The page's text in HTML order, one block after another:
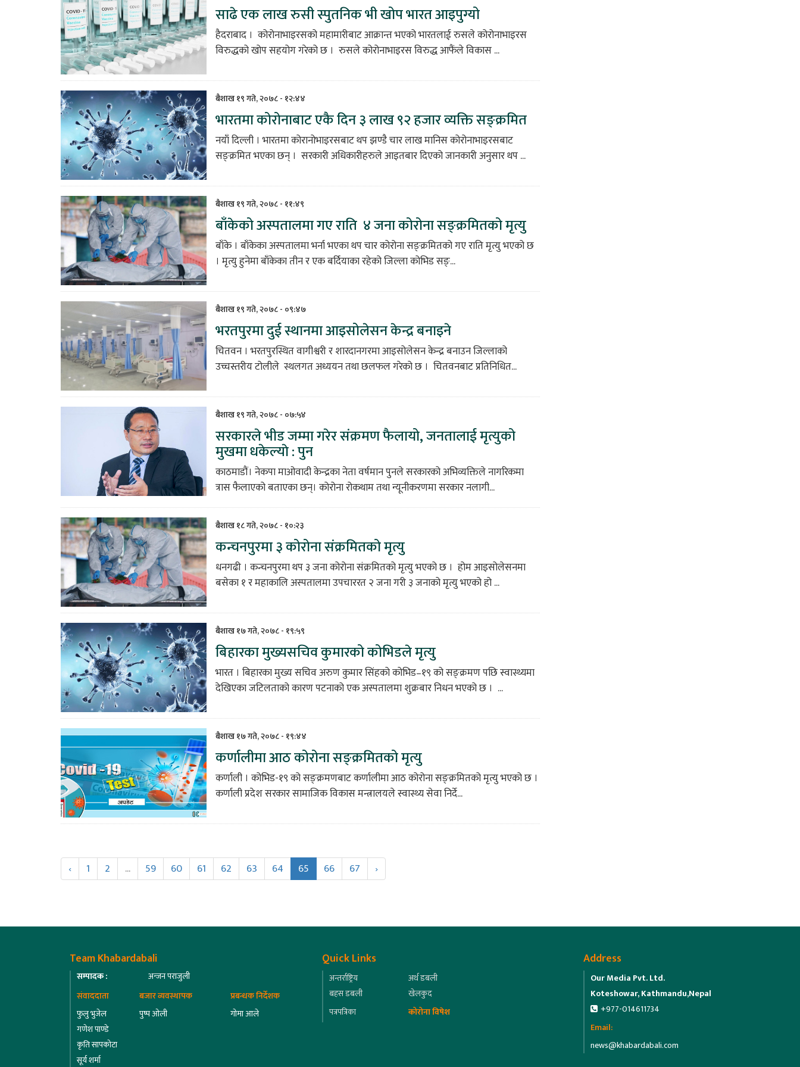
साढे एक लाख रुसी स्पुतनिक भी खोप भारत आइपुग्यो
हैदराबाद । कोरोनाभाइरसको महामारीबाट आक्रान्त भएको भारतलाई रुसले कोरोनाभाइरस
विरुद्धको खोप सहयोग गरेको छ । रुसले कोरोनाभाइरस विरुद्ध आफैंले विकास ...
बैशाख १९ गते, २०७८ - १२:४४
भारतमा कोरोनाबाट एकै दिन ३ लाख ९२ हजार व्यक्ति सङ्क्रमित
नयाँ दिल्ली । भारतमा कोरानोभाइरसबाट थप झण्डै चार लाख मानिस कोरोनाभाइरसबाट
सङ्क्रमित भएका छन् । सरकारी अधिकारीहरुले आइतबार दिएको जानकारी अनुसार थप ...
बैशाख १९ गते, २०७८ - ११:४९
बाँकेको अस्पतालमा गए राति ४ जना कोरोना सङ्क्रमितको मृत्यु
बाँके । बाँकेका अस्पतालमा भर्ना भएका थप चार कोरोना सङ्क्रमितको गए राति मृत्यु भएको छ
। मृत्यु हुनेमा बाँकेका तीन र एक बर्दियाका रहेको जिल्ला कोभिड सङ्...
बैशाख १९ गते, २०७८ - ०९:४७
भरतपुरमा दुई स्थानमा आइसोलेसन केन्द्र बनाइने
चितवन । भरतपुरस्थित वागीश्वरी र शारदानगरमा आइसोलेसन केन्द्र बनाउन जिल्लाको
उच्चस्तरीय टोलीले स्थलगत अध्ययन तथा छलफल गरेको छ । चितवनबाट प्रतिनिधित...
बैशाख १९ गते, २०७८ - ०७:५४
सरकारले भीड जम्मा गरेर संक्रमण फैलायो, जनतालाई मृत्युको
मुखमा धकेल्याे : पुन
काठमाडौं। नेकपा माओवादी केन्द्रका नेता वर्षमान पुनले सरकारको अभिव्यक्तिले नागरिकमा
त्रास फैलाएको बताएका छन्। कोरोना रोकथाम तथा न्यूनीकरणमा सरकार नलागी...
बैशाख १८ गते, २०७८ - १०:२३
कन्चनपुरमा ३ कोरोना संक्रमितको मृत्यु
धनगढी । कन्चनपुरमा थप ३ जना कोरोना संक्रमितको मृत्यु भएको छ । होम आइसोलेसनमा
बसेका १ र महाकालि अस्पतालमा उपचाररत २ जना गरी ३ जनाको मृत्यु भएको हो ...
बैशाख १७ गते, २०७८ - १९:५९
बिहारका मुख्यसचिव कुमारको कोभिडले मृत्यु
भारत । बिहारका मुख्य सचिव अरुण कुमार सिंहको कोभिड–१९ को सङ्क्रमण पछि स्वास्थ्यमा
देखिएका जटिलताको कारण पटनाको एक अस्पतालमा शुक्रबार निधन भएको छ । ...
बैशाख १७ गते, २०७८ - १९:४४
कर्णालीमा आठ कोरोना सङ्क्रमितको मृत्यु
कर्णाली । कोभिड-१९ को सङ्क्रमणबाट कर्णालीमा आठ कोरोना सङ्क्रमितको मृत्यु भएको छ ।
कर्णाली प्रदेश सरकार सामाजिक विकास मन्त्रालयले स्वास्थ्य सेवा निर्दे...
‹ 1 2 ... 59 60 61 62 63 64 65 66 67 ›
Team Khabardabali
सम्पादक :
अन्जन पराजुली
संवाददाता
फुलु भुजेल
गणेश पाण्डे
कृति सापकोटा
सूर्य शर्मा
बजार व्यवस्थापक
पुष्प ओली
प्रबन्धक निर्देशक
गोमा आले
Quick Links
अन्तर्राष्ट्रिय
अर्थ डबली
बहस डबली
खेलकुद
पत्रपत्रिका
कोरोना विषेश
Address
Our Media Pvt. Ltd.
Koteshowar, Kathmandu,Nepal
+977-014611734
Email:
news@khabardabali.com